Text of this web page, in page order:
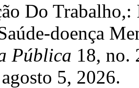
Do
doença
Pública 18, no.
5, 2026.